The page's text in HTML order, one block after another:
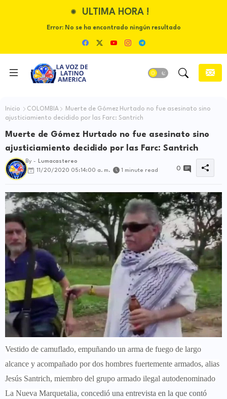
ULTIMA HORA !
Error:No se ha encontrado ningún resultado
Inicio COLOMBIA
Muerte de Gómez Hurtado no fue asesinato sino
ajusticiamiento decidido por las Farc: Santrich
Muerte de Gómez Hurtado no fue asesinato sino
ajusticiamiento decidido por las Farc: Santrich
By -
Lumacastereo
11/20/2020 05:14:00 a. m.
1 minute read 0
Vestido de camuflado, empuñando un arma de fuego de largo
alcance y acompañado por dos hombres fuertemente armados, alias
Jesús Santrich, miembro del grupo armado ilegal autodenominado
La Nueva Marquetalia, concedió una entrevista en la que contó